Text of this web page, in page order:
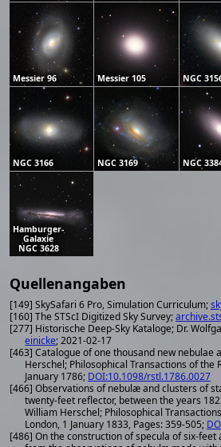
Messier 96 Messier 105 NGC
NGC 3166 NGC 3169 NGC
Hamburger-
Galaxie
NGC 3628
Quellenangaben
[149] SkySafari 6 Pro, Simulation Curriculum;
[160] The STScI Digitized Sky Survey;
[277] Historische Deep-Sky Kataloge; Dr.
einicke; 2021-02-17
[463] Catalogue of one thousand new nebulae
Herschel; Philosophical Transactions of the
January 1786; DOI:10.1098/rstl.1786.0027
[466] Observations of nebulæ and clusters of
twenty-feet reflector, between the years
William Herschel; Philosophical
London, 1 January 1833, Pages: 359-505;
[486] On the construction of specula of six-